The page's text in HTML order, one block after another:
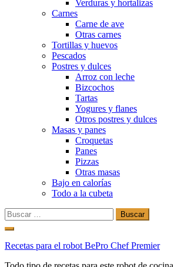
Verduras y hortalizas
Carnes
Carne de ave
Otras carnes
Tortillas y huevos
Pescados
Postres y dulces
Arroz con leche
Bizcochos
Tartas
Yogures y flanes
Otros postres y dulces
Masas y panes
Croquetas
Panes
Pizzas
Otras masas
Bajo en calorías
Todo a la cubeta
Buscar:
Ir
contenido
Recetas para el robot BePro Chef Premier